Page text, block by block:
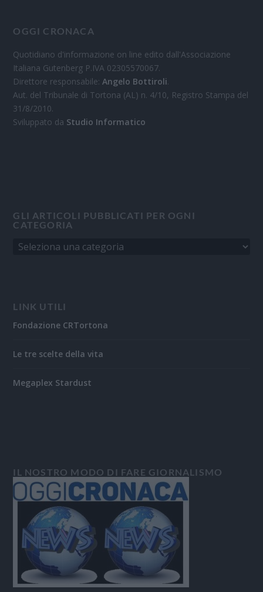
OGGI CRONACA
Quotidiano d'informazione on line edito dall'Associazione
Italiana Gutenberg P.IVA 02305570067.
Direttore responsabile:Angelo Bottiroli.
Aut. del Tribunale di Tortona (AL) n. 4/10, Registro Stampa del
31/8/2010.
Sviluppato da Studio Informatico
GLI ARTICOLI PUBBLICATI PER OGNI
CATEGORIA
LINK UTILI
Fondazione CRTortona
Le tre scelte della vita
Megaplex Stardust
IL NOSTRO MODO DI FARE GIORNALISMO